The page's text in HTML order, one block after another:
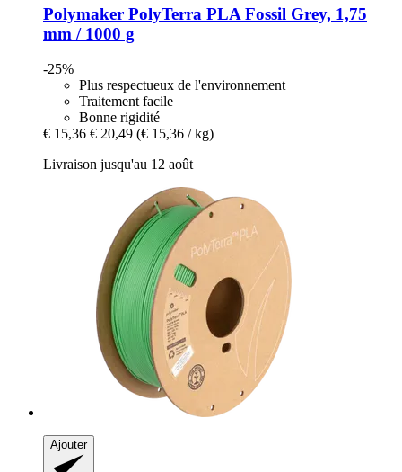
Polymaker PolyTerra PLA Fossil Grey, 1,75
mm / 1000 g
-25%
Plus respectueux de l'environnement
Traitement facile
Bonne rigidité
€ 15,36 € 20,49 (€ 15,36 / kg)
Livraison jusqu'au 12 août
Ajouter